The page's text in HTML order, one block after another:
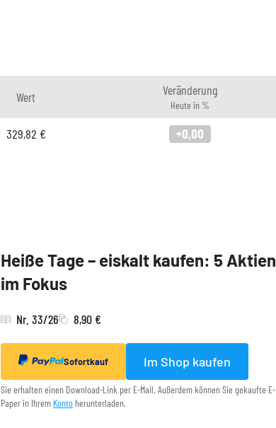
Wert Veränderung
Heute in %
329,82 € +0,00
Heiße Tage – eiskalt kaufen: 5 Aktien
im Fokus
Nr. 33/26 8,90 €
Sofortkauf Im Shop kaufen
Sie erhalten einen Download-Link per E-Mail. Außerdem können Sie gekaufte E-
Paper in Ihrem Konto herunterladen.